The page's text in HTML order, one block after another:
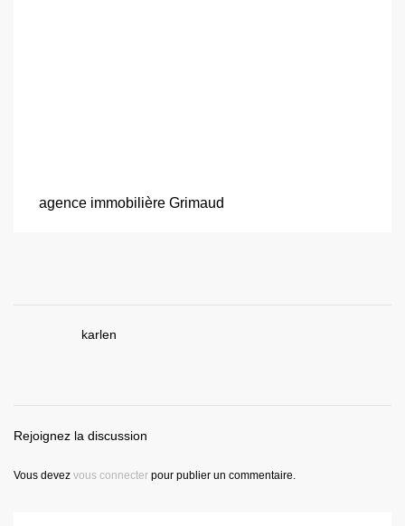
agence immobilière Grimaud
karlen
Rejoignez la discussion
Vous devez vous connecter pour publier un commentaire.